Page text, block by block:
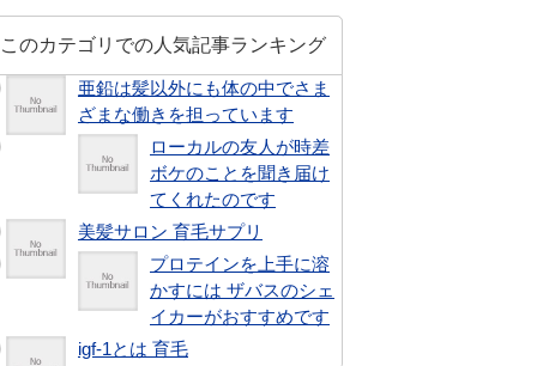
このカテゴリでの人気記事ランキング
亜鉛は髪以外にも体の中でさま
ざまな働きを担っています
ローカルの友人が時差
ボケのことを聞き届け
てくれたのです
美髪サロン 育毛サプリ
プロテインを上手に溶
かすには ザバスのシェ
イカーがおすすめです
igf-1とは 育毛